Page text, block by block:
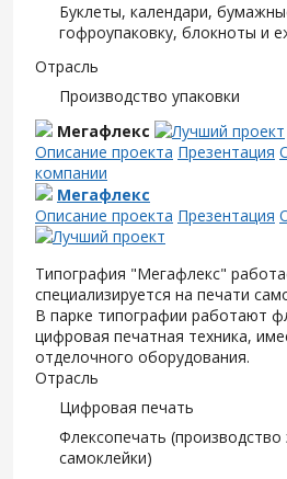
Буклеты, календари,
гофроупаковку, блокноты и
Отрасль
Производство упаковки
Мегафлекс
Описание проекта Презентация
компании
Мегафлекс
Описание проекта Презентация
Типография "Мегафлекс"
специализируется на печати
В парке типографии работают
цифровая печатная техника,
отделочного оборудования.
Отрасль
Цифровая печать
Флексопечать (производство
самоклейки)